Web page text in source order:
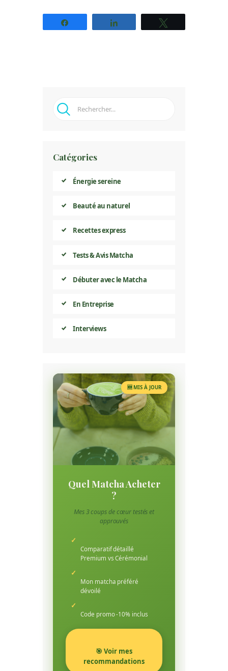
Rechercher :
Catégories
Énergie sereine
Beauté au naturel
Recettes express
Tests & Avis Matcha
Débuter avec le Matcha
En Entreprise
Interviews
🆕 MIS À JOUR
Quel Matcha Acheter
?
Mes 3 coups de cœur testés et
approuvés
✓
Comparatif détaillé
Premium vs Cérémonial
✓
Mon matcha préféré
dévoilé
✓
Code promo -10% inclus
🎯 Voir mes
recommandations